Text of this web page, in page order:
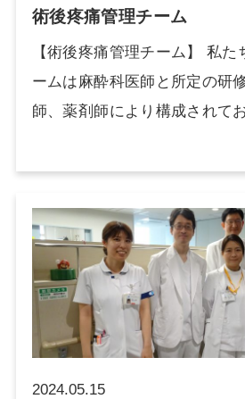
うに努めています。 実績 H30年度 R元年度 R2
ます。 活動風景 認知症ケア
症、小児、精神） ・医療ソー
医療メディエーター ・事務職
成されています。 支援内容
（人工呼吸器、補助循環、人
続や中止に係る検討 ・人生
医療や意思決定のプロセスに
に必要と判断される治療を患
まない場合の検討 ・患者さん
い、代わりに意思決定する人
討 など 活動実績 ・臨床倫理
として位置づけられ、2014年
ました。 ・年間約20～40件
ます。 ・院内の職員を対象と
術後疼痛管理チーム
【術後疼痛管理チーム】 私
ームは麻酔科医師と所定の研
師、薬剤師により構成されて
活動しています。自己調節鎮
硬膜外麻酔（PCEA）を対象
として術後疼痛ラウンドに取
ラウンドで得られた結果をチ
有し、麻酔担当医師や手術担
ドバックすることで、医療や
めています。さらに、各診療
2024.05.15